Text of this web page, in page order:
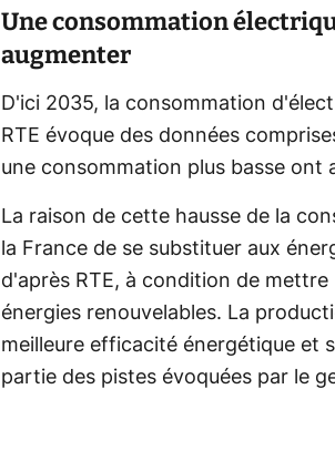
Une consommation
augmenter
D'ici 2035, la consommation
RTE évoque des données
une consommation plus basse ont
La raison de cette hausse de la
la France de se substituer aux
d'après RTE, à condition de
énergies renouvelables. La
meilleure efficacité énergétique et
partie des pistes évoquées par le